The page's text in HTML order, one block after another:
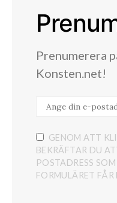
Prenumerera
Konsten.net!
GENOM ATT
BEKRÄFTAR DU
POSTADRESS
FORMULÄRET FÅR